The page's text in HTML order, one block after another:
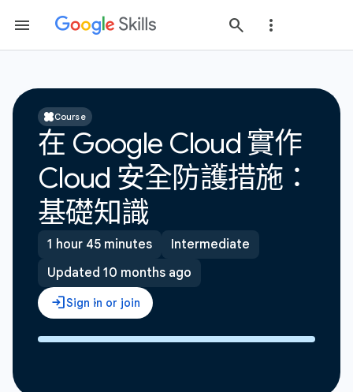
Course
在 Google Cloud 實作
Cloud 安全防護措施：
基礎知識
1 hour 45 minutes
Intermediate
Updated 10 months ago